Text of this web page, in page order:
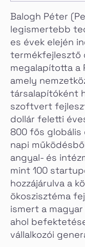
Balogh Péter
legismertebb
es évek elején
termékfejlesztő
megalapította a
amely
társalapítóként
szoftvert
dollár feletti
800 fős globális
napi
angyal- és
mint 100
hozzájárulva a
ökoszisztéma
ismert a
ahol
vállalkozói